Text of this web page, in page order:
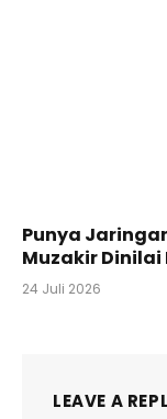
Punya
Muzakir
24 Juli 2026
LEAVE A